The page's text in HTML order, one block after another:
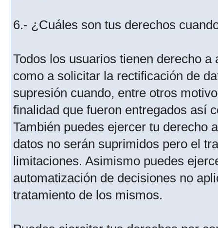
6.- ¿Cuáles son tus derechos
Todos los usuarios tienen derecho
como a solicitar la rectificación de
supresión cuando, entre otros
finalidad que fueron entregados así
También puedes ejercer tu derecho
datos no serán suprimidos pero el
limitaciones. Asimismo puedes
automatización de decisiones no
tratamiento de los mismos.